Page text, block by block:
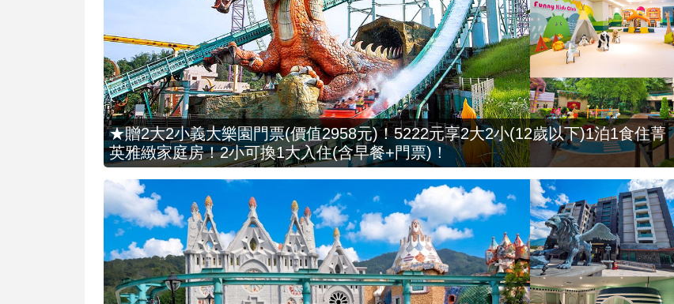
★贈2大2小義大樂園門票(價值2958元)！5222元享2大2小(12歲以下)1泊1食住菁
英雅緻家庭房！2小可換1大入住(含早餐+門票)！